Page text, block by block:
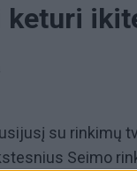
keturi
su rinkimų
Seimo